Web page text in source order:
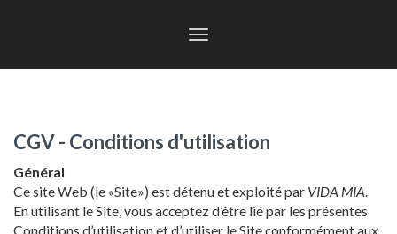
Toggle
CGV - Conditions d'utilisation
Général
Ce site Web (le «Site») est détenu et exploité par VIDA MIA.
En utilisant le Site, vous acceptez d’être lié par les présentes
Conditions d’utilisation et d’utiliser le Site conformément aux